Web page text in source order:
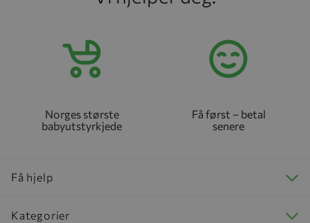
Norges største
babyutstyrkjede
Få først – betal
senere
Få hjelp
Kategorier